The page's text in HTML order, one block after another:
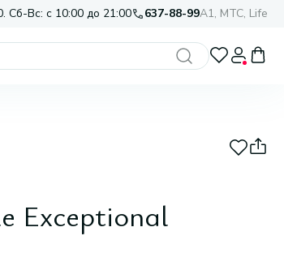
Сб-Вс: с 10:00 до 21:00 637-88-99A1, МТС, Life
Exceptional